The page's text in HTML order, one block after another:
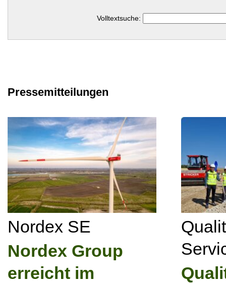
Volltextsuche:
Pressemitteilungen
Nordex SE
Nordex Group
erreicht im